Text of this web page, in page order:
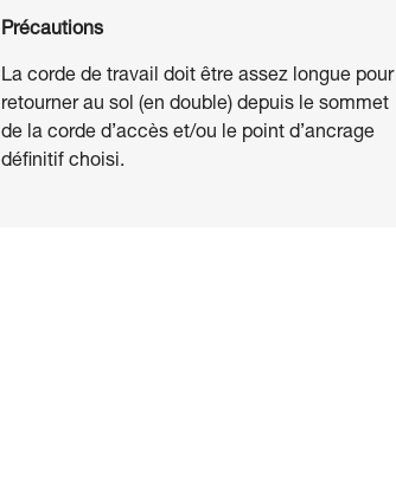
Précautions
La corde de travail doit être assez longue pour
retourner au sol (en double) depuis le sommet
de la corde d’accès et/ou le point d’ancrage
définitif choisi.